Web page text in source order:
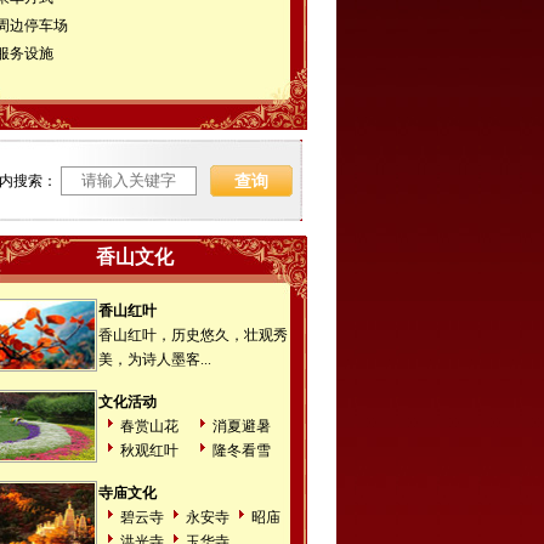
边停车场
务设施
搜索：
香山文化
香山红叶
香山红叶，历史悠久，壮观秀
美，为诗人墨客...
文化活动
春赏山花
消夏避暑
秋观红叶
隆冬看雪
寺庙文化
碧云寺
永安寺
昭庙